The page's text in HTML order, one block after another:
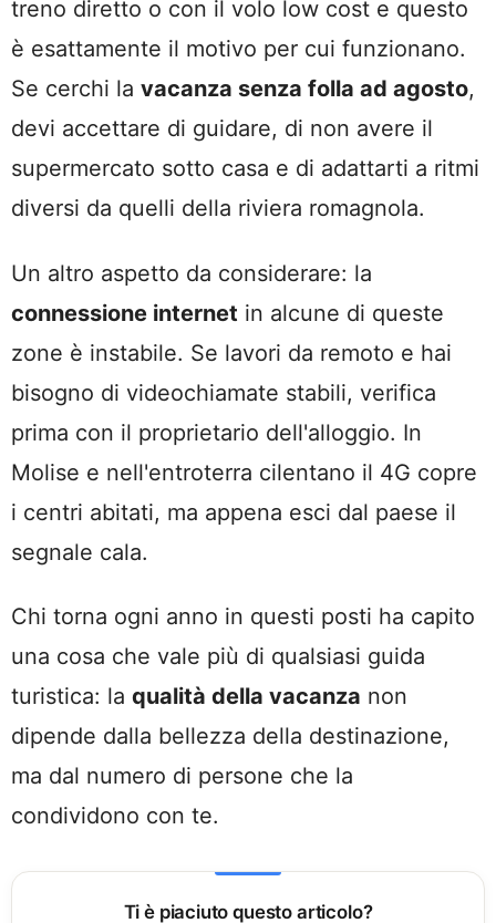
treno diretto o con il volo low cost e questo
è esattamente il motivo per cui funzionano.
Se cerchi la vacanza senza folla ad agosto,
devi accettare di guidare, di non avere il
supermercato sotto casa e di adattarti a ritmi
diversi da quelli della riviera romagnola.
Un altro aspetto da considerare: la
connessione internet in alcune di queste
zone è instabile. Se lavori da remoto e hai
bisogno di videochiamate stabili, verifica
prima con il proprietario dell'alloggio. In
Molise e nell'entroterra cilentano il 4G copre
i centri abitati, ma appena esci dal paese il
segnale cala.
Chi torna ogni anno in questi posti ha capito
una cosa che vale più di qualsiasi guida
turistica: la qualità della vacanza non
dipende dalla bellezza della destinazione,
ma dal numero di persone che la
condividono con te.
Ti è piaciuto questo articolo?